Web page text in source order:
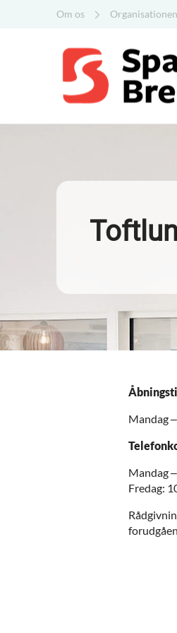
Om os Organisationen
Mandag
Mandag
Fredag: